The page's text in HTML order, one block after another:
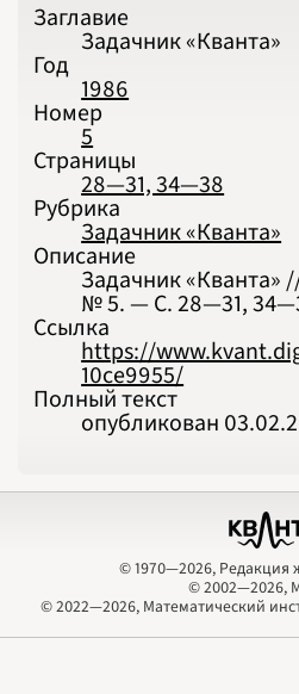
© 1970—2026, Редакция
© 2002—2026,
© 2022—2026, Математический
Заглавие
Задачник «Кванта»
Год
1986
Номер
5
Страницы
28—31, 34—38
Рубрика
Задачник «Кванта»
Описание
Задачник «Кванта»
№ 5. — С. 28‍—‍31,
Ссылка
https://
10ce9955/
Полный текст
опубликован
© 1970—2026, Редакция
© 2002—2026,
© 2022—2026, Математический